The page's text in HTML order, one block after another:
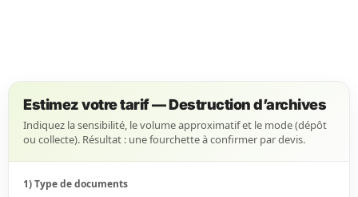
Estimez votre tarif — Destruction d’archives
Indiquez la sensibilité, le volume approximatif et le mode (dépôt
ou collecte). Résultat : une fourchette à confirmer par devis.
1) Type de documents